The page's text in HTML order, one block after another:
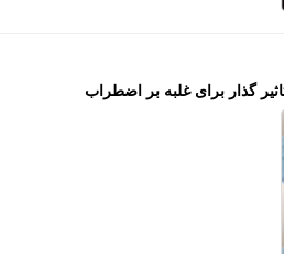
گذار برای غلبه بر اضطراب